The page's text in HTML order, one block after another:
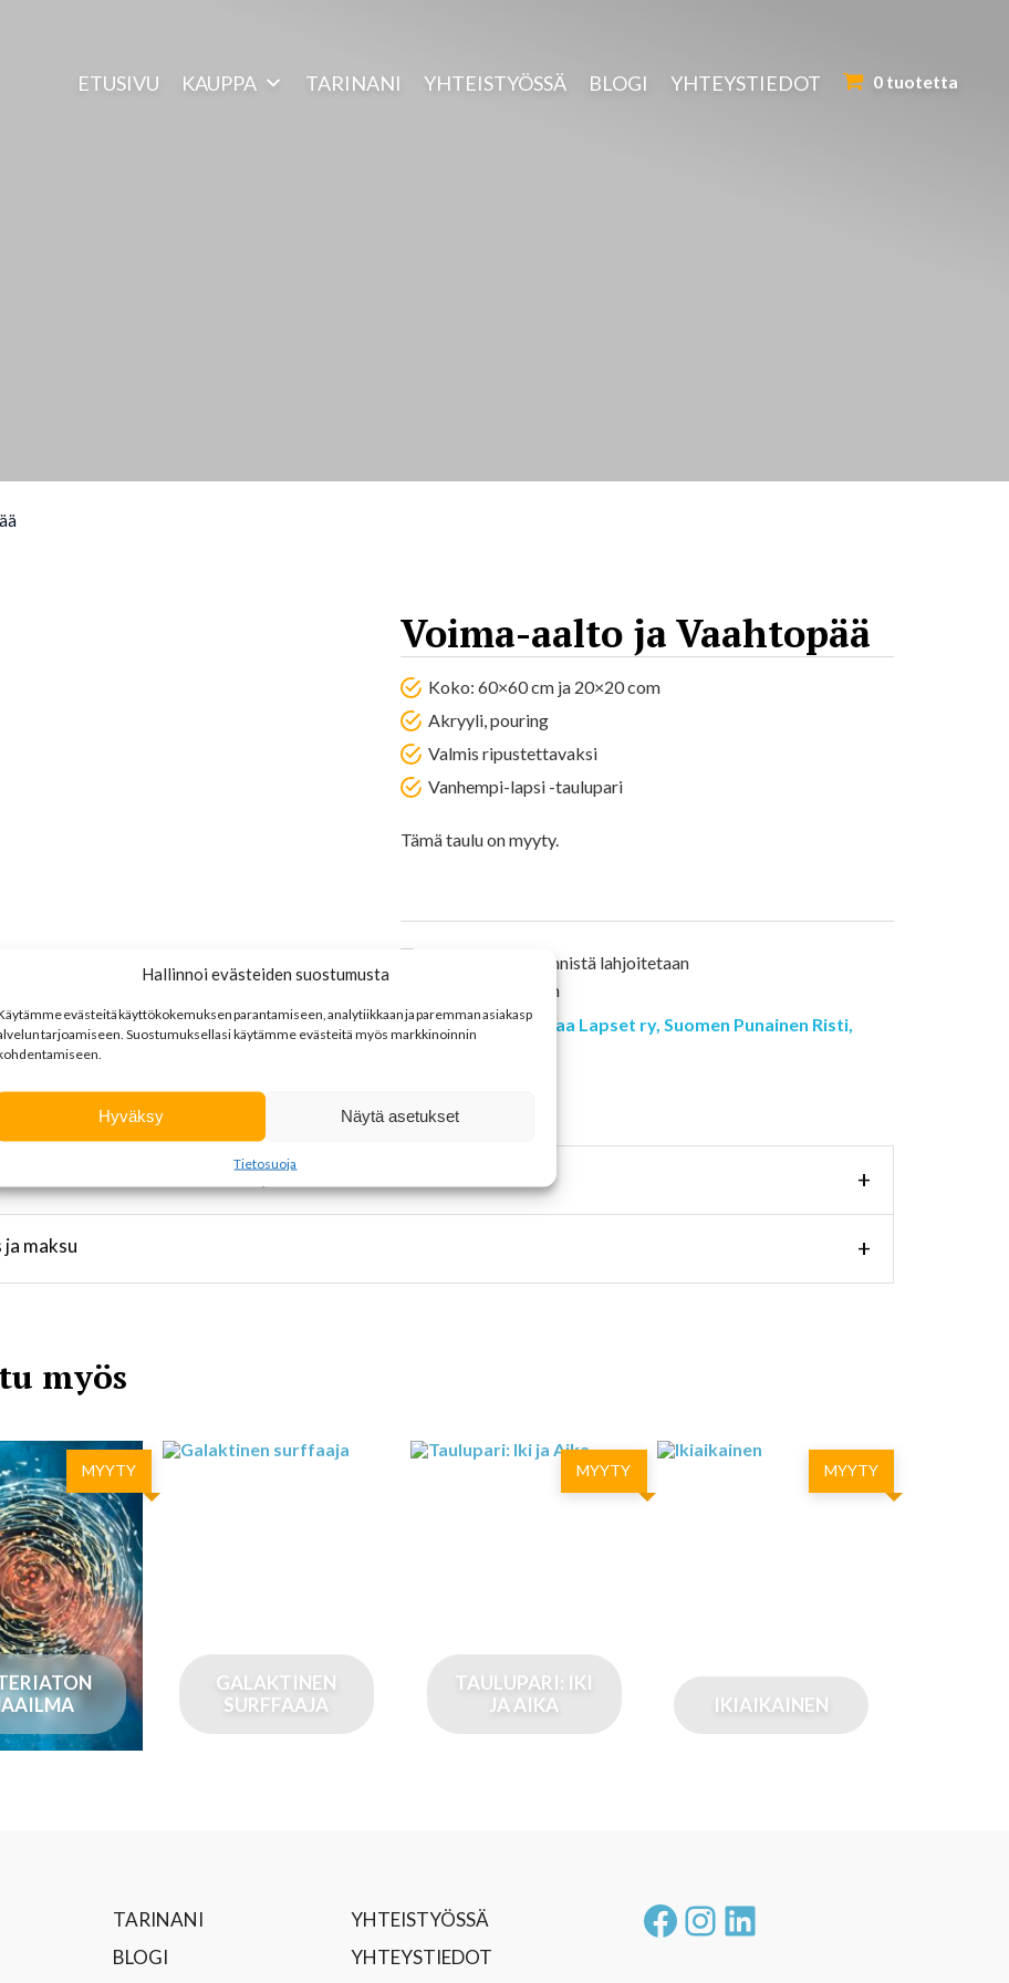
Hallinnoi evästeiden suostumusta
evästeitäkäyttökokemuksenparantamiseen analytiikkaanjaparemmanasiakasp
tarjoamiseen Suostumuksellasi käytämme evästeitä myös markkinoinnin
Hyväksy Näytä asetukset
Tietosuoja
ETUSIVU KAUPPA TARINANI YHTEISTYÖSSÄ BLOGI YHTEYSTIEDOT 0 tuotetta
Voima-aalto ja Vaahtopää
Koko: 60×60 cm ja 20×20 com
Akryyli, pouring
Valmis ripustettavaksi
Vanhempi-lapsi -taulupari
Tämä taulu on myyty.
Pelastakaa Lapset ry, Suomen Punainen Risti,
- Ole mukana tekemässä hyvää! +
maksu +
myös
MYYTY
GALAKTINEN
SURFFAAJA
MYYTY
TAULUPARI: IKI
JA AIKA
MYYTY
IKIAIKAINEN
TARINANI
BLOGI
YHTEISTYÖSSÄ
YHTEYSTIEDOT
Facebook
Instagram
LinkedIn